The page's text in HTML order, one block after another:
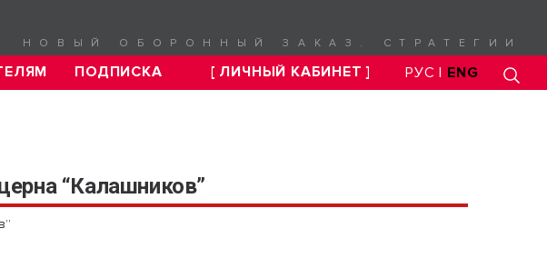
НОВЫЙ ОБОРОННЫЙ ЗАКАЗ. СТРАТЕГИИ
ПОДПИСКА [ ЛИЧНЫЙ КАБИНЕТ ] РУС | ENG
“Калашников”